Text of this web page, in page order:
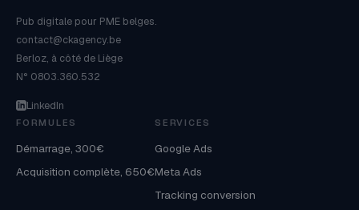
Pub digitale pour PME belges.
contact@ckagency.be
Berloz, à côté de Liège
N° 0803.360.532
LinkedIn
FORMULES
Démarrage, 300€
Acquisition complète, 650€
SERVICES
Google Ads
Meta Ads
Tracking conversion